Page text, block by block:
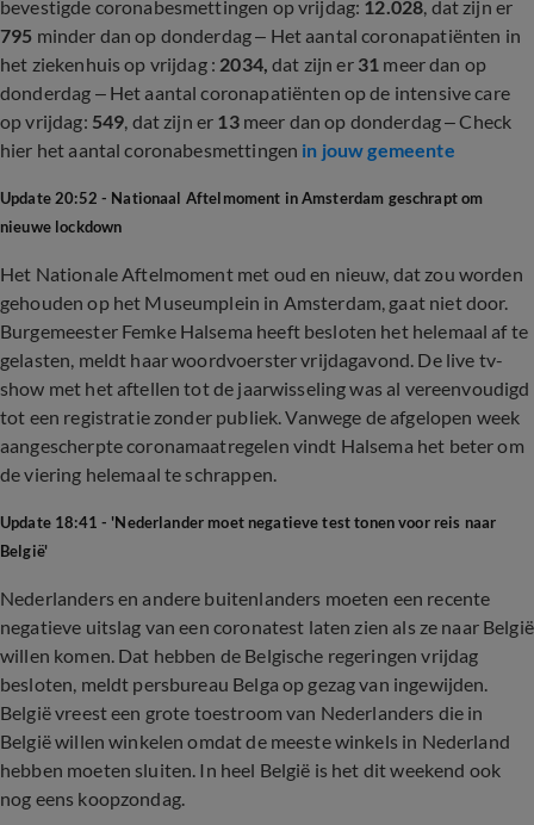
bevestigde coronabesmettingen op vrijdag: 12.028, dat zijn er
795 minder dan op donderdag – Het aantal coronapatiënten in
het ziekenhuis op vrijdag : 2034, dat zijn er 31 meer dan op
donderdag – Het aantal coronapatiënten op de intensive care
op vrijdag: 549, dat zijn er 13meer dan op donderdag – Check
hier het aantal coronabesmettingen in jouw gemeente
Update 20:52 - Nationaal Aftelmoment in Amsterdam geschrapt om
nieuwe lockdown
Het Nationale Aftelmoment met oud en nieuw, dat zou worden
gehouden op het Museumplein in Amsterdam, gaat niet door.
Burgemeester Femke Halsema heeft besloten het helemaal af te
gelasten, meldt haar woordvoerster vrijdagavond. De live tv-
show met het aftellen tot de jaarwisseling was al vereenvoudigd
tot een registratie zonder publiek. Vanwege de afgelopen week
aangescherpte coronamaatregelen vindt Halsema het beter om
de viering helemaal te schrappen.
Update 18:41 - 'Nederlander moet negatieve test tonen voor reis naar
België'
Nederlanders en andere buitenlanders moeten een recente
negatieve uitslag van een coronatest laten zien als ze naar België
willen komen. Dat hebben de Belgische regeringen vrijdag
besloten, meldt persbureau Belga op gezag van ingewijden.
België vreest een grote toestroom van Nederlanders die in
België willen winkelen omdat de meeste winkels in Nederland
hebben moeten sluiten. In heel België is het dit weekend ook
nog eens koopzondag.